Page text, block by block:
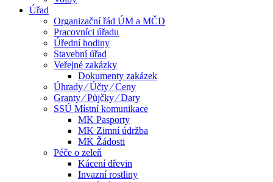
Úřad
Organizační řád ÚM a MČD
Pracovníci úřadu
Úřední hodiny
Stavební úřad
Veřejné zakázky
Dokumenty zakázek
Úhrady ⁄ Účty ⁄ Ceny
Granty ⁄ Půjčky ⁄ Dary
SSÚ Místní komunikace
MK Pasporty
MK Zimní údržba
MK Žádosti
Péče o zeleň
Kácení dřevin
Invazní rostliny